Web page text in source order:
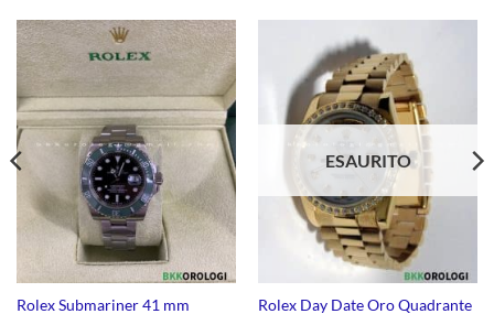
Rolex Submariner 41 mm
ESAURITO
Rolex Day Date Oro Quadrante